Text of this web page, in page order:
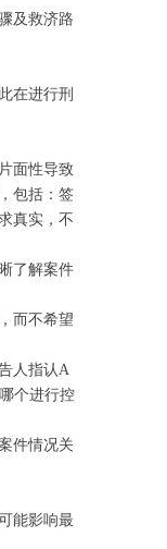
及救济路
在进行刑
面性导致
包括：签
真实，不
了解案件
而不希望
人指认A
个进行控
件情况关
能影响最